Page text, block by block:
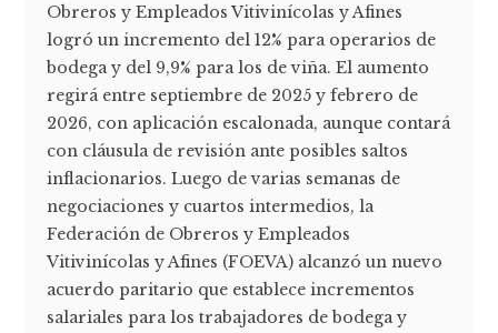
Obreros y Empleados Vitivinícolas y Afines
logró un incremento del 12% para operarios de
bodega y del 9,9% para los de viña. El aumento
regirá entre septiembre de 2025 y febrero de
2026, con aplicación escalonada, aunque contará
con cláusula de revisión ante posibles saltos
inflacionarios. Luego de varias semanas de
negociaciones y cuartos intermedios, la
Federación de Obreros y Empleados
Vitivinícolas y Afines (FOEVA) alcanzó un nuevo
acuerdo paritario que establece incrementos
salariales para los trabajadores de bodega y